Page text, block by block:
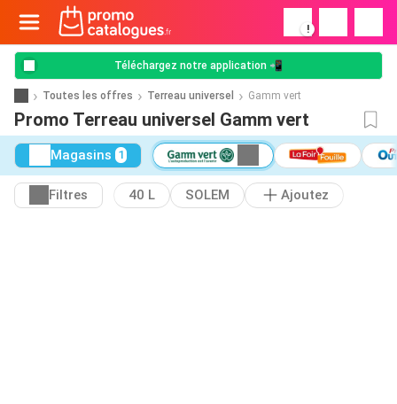
!
Téléchargez notre application 📲
Toutes les offres Terreau universel Gamm vert
Promo Terreau universel Gamm vert
Magasins 1
Filtres 40 L SOLEM Ajoutez